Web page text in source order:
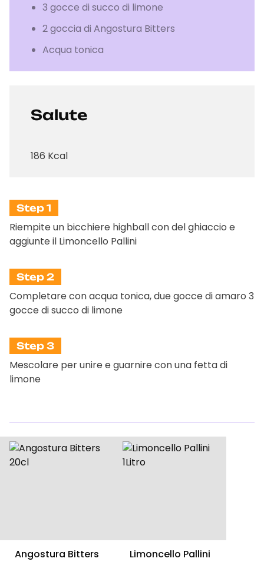
Step 1
Riempite un bicchiere highball con del ghiaccio e
aggiunte il Limoncello Pallini
Step 2
Completare con acqua tonica, due gocce di amaro 3
gocce di succo di limone
Step 3
Mescolare per unire e guarnire con una fetta di
limone
3 gocce di succo di limone
2 goccia di Angostura Bitters
Acqua tonica
Salute
186 Kcal
Angostura Bitters Limoncello Pallini